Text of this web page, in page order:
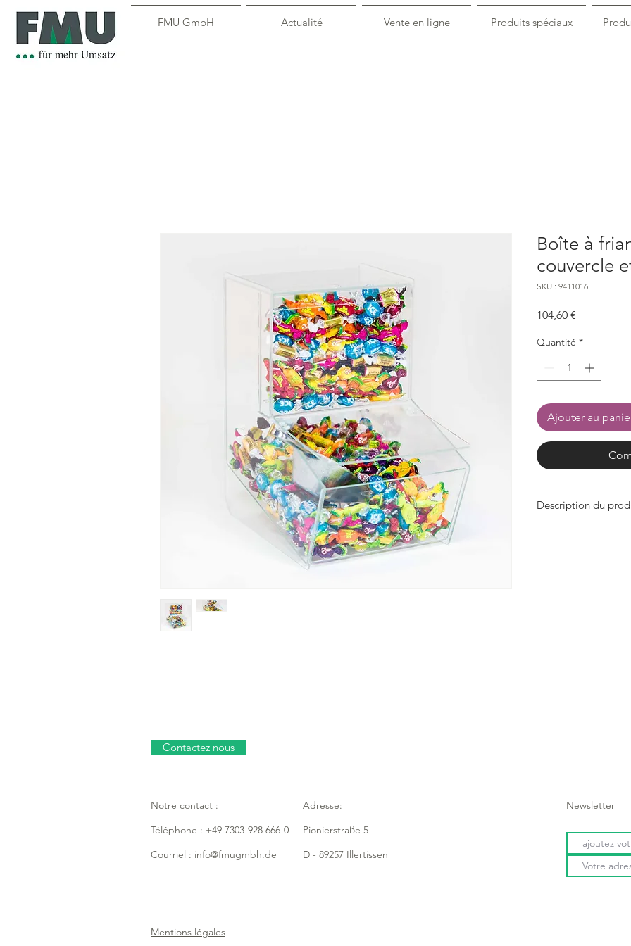
FMU GmbH Actualité Vente en ligne Produits spéciaux
Boîte à
couvercle
SKU : 9411016
104,60 €
Quantité *
Ajouter au
Description du
Contactez nous
Notre contact :
Téléphone : +49 7303-928 666-0
Courriel : info@fmugmbh.de
Adresse:
Pionierstraße 5
D - 89257 Illertissen
Mentions légales
Newsletter